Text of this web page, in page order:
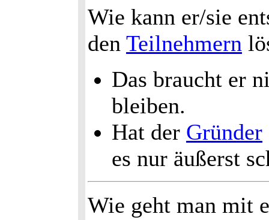
Wie kann er/sie
den Teilnehmern
Das braucht er
bleiben.
Hat der Gründer
es nur äußerst
Wie geht man mit